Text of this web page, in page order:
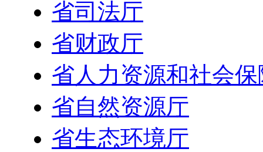
省司法厅
省财政厅
省人力资源和社会
省自然资源厅
省生态环境厅